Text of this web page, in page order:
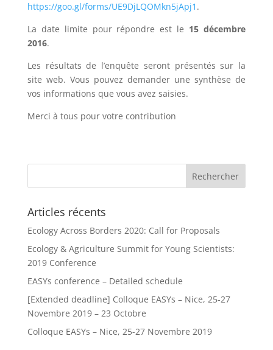
https://goo.gl/forms/UE9DjLQOMkn5jApj1 .
La date limite pour répondre est le 15 décembre
2016.
Les résultats de l’enquête seront présentés sur la
site web. Vous pouvez demander une synthèse de
vos informations que vous avez saisies.
Merci à tous pour votre contribution
Articles récents
Ecology Across Borders 2020: Call for Proposals
Ecology & Agriculture Summit for Young Scientists:
2019 Conference
EASYs conference – Detailed schedule
[Extended deadline] Colloque EASYs – Nice, 25-27
Novembre 2019 – 23 Octobre
Colloque EASYs – Nice, 25-27 Novembre 2019